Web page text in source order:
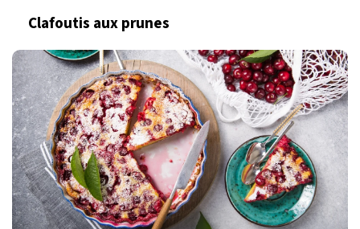
Clafoutis aux prunes